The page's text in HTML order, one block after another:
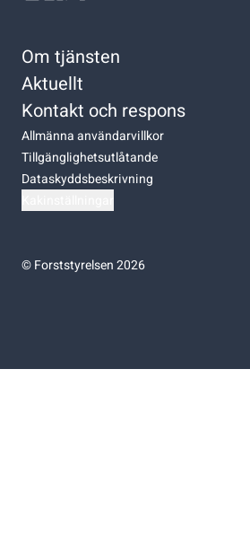
Om tjänsten
Aktuellt
Kontakt och respons
Allmänna användarvillkor
Tillgänglighetsutlåtande
Dataskyddsbeskrivning
©Forststyrelsen 2026